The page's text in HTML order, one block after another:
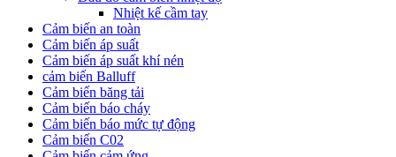
Nhiệt kế cầm tay
Cảm biến an toàn
Cảm biến áp suất
Cảm biến áp suất khí nén
cảm biến Balluff
Cảm biến băng tải
Cảm biến báo cháy
Cảm biến báo mức tự động
Cảm biến C02